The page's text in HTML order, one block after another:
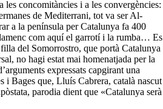
les concomitàncies i a les convergències:
de Mediterrani, tot va ser Al-
a la península per Catalunya fa 400
com aquí el garrotí i la rumba… Es
del Somorrostro, que portà Catalunya
no hagi estat mai homenatjada per la
expressats capgirant una
i Bages que, Lluís Cabrera, català nascut
parodia dient que «Catalunya serà